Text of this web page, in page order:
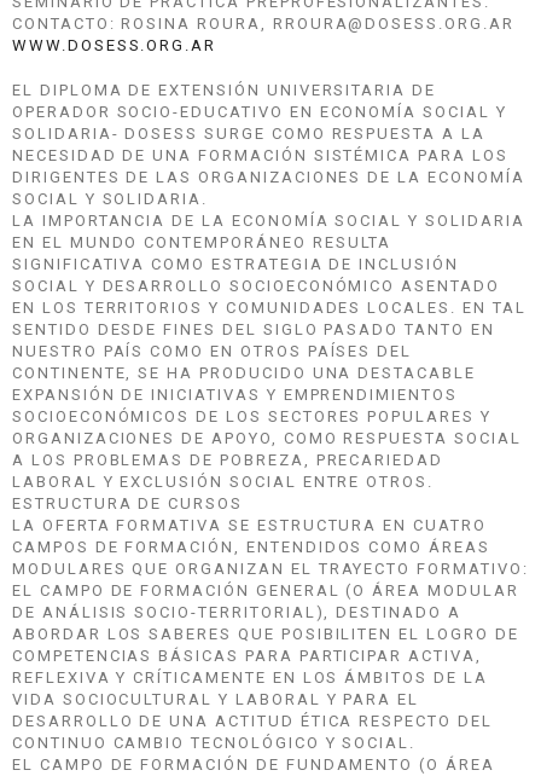
CONTACTO: ROSINA ROURA, RROURA@DOSESS.ORG.AR
WWW.DOSESS.ORG.AR
EL DIPLOMA DE EXTENSIÓN UNIVERSITARIA DE
OPERADOR SOCIO-EDUCATIVO EN ECONOMÍA SOCIAL Y
SOLIDARIA- DOSESS SURGE COMO RESPUESTA A LA
NECESIDAD DE UNA FORMACIÓN SISTÉMICA PARA LOS
DIRIGENTES DE LAS ORGANIZACIONES DE LA ECONOMÍA
SOCIAL Y SOLIDARIA.
LA IMPORTANCIA DE LA ECONOMÍA SOCIAL Y SOLIDARIA
EN EL MUNDO CONTEMPORÁNEO RESULTA
SIGNIFICATIVA COMO ESTRATEGIA DE INCLUSIÓN
SOCIAL Y DESARROLLO SOCIOECONÓMICO ASENTADO
EN LOS TERRITORIOS Y COMUNIDADES LOCALES. EN TAL
SENTIDO DESDE FINES DEL SIGLO PASADO TANTO EN
NUESTRO PAÍS COMO EN OTROS PAÍSES DEL
CONTINENTE, SE HA PRODUCIDO UNA DESTACABLE
EXPANSIÓN DE INICIATIVAS Y EMPRENDIMIENTOS
SOCIOECONÓMICOS DE LOS SECTORES POPULARES Y
ORGANIZACIONES DE APOYO, COMO RESPUESTA SOCIAL
A LOS PROBLEMAS DE POBREZA, PRECARIEDAD
LABORAL Y EXCLUSIÓN SOCIAL ENTRE OTROS.
ESTRUCTURA DE CURSOS
LA OFERTA FORMATIVA SE ESTRUCTURA EN CUATRO
CAMPOS DE FORMACIÓN, ENTENDIDOS COMO ÁREAS
MODULARES QUE ORGANIZAN EL TRAYECTO FORMATIVO:
EL CAMPO DE FORMACIÓN GENERAL (O ÁREA MODULAR
DE ANÁLISIS SOCIO-TERRITORIAL), DESTINADO A
ABORDAR LOS SABERES QUE POSIBILITEN EL LOGRO DE
COMPETENCIAS BÁSICAS PARA PARTICIPAR ACTIVA,
REFLEXIVA Y CRÍTICAMENTE EN LOS ÁMBITOS DE LA
VIDA SOCIOCULTURAL Y LABORAL Y PARA EL
DESARROLLO DE UNA ACTITUD ÉTICA RESPECTO DEL
CONTINUO CAMBIO TECNOLÓGICO Y SOCIAL.
EL CAMPO DE FORMACIÓN DE FUNDAMENTO (O ÁREA